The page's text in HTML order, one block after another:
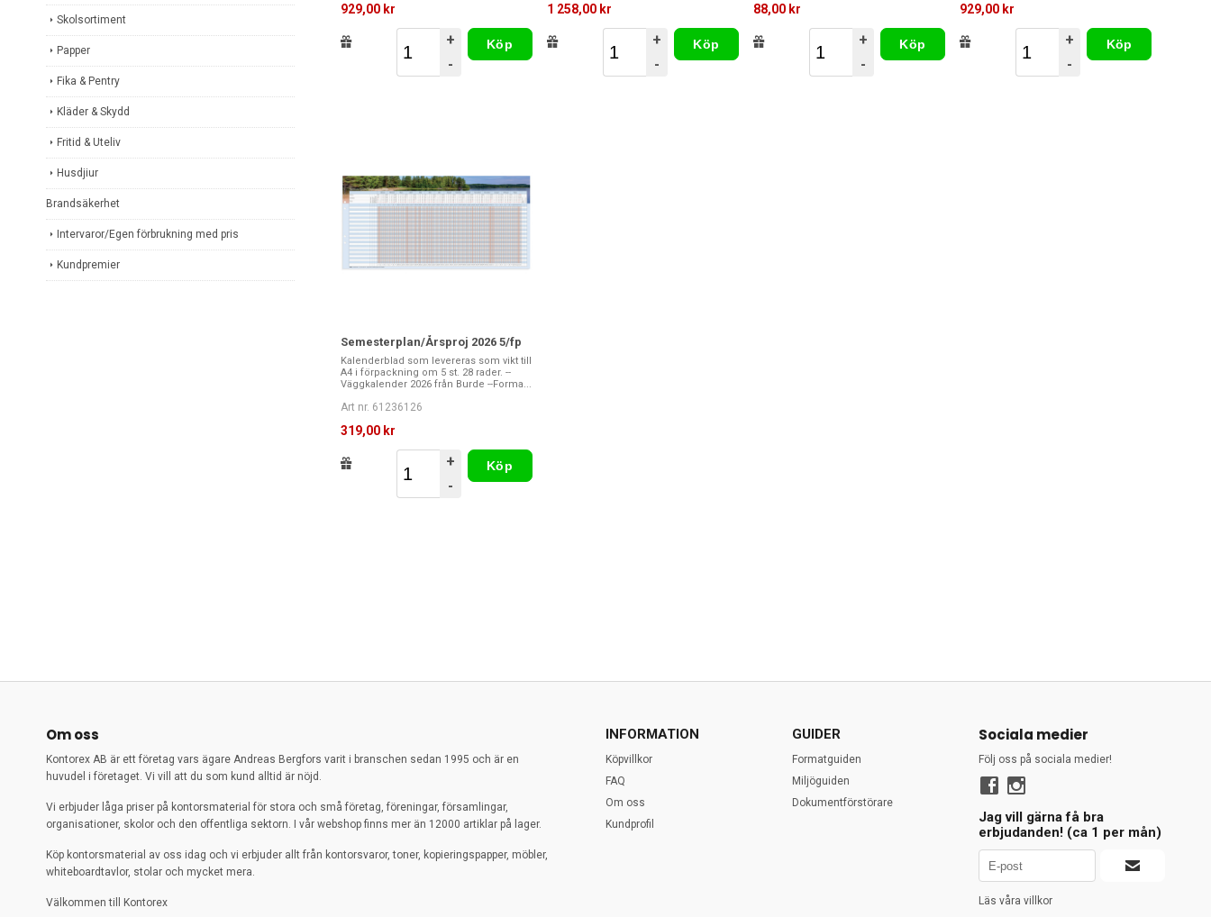
Skolsortiment
Papper
Fika & Pentry
Kläder & Skydd
Fritid & Uteliv
Husdjiur
Brandsäkerhet
Intervaror/Egen förbrukning med pris
Kundpremier
929,00 kr
+
-
Köp
1 258,00 kr
+
-
Köp
88,00 kr
+
-
Köp
929,00 kr
+
-
Köp
Semesterplan/Årsproj 2026 5/fp
Kalenderblad som levereras som vikt till
A4 i förpackning om 5 st. 28 rader. --
Väggkalender 2026 från Burde --Forma...
Art nr. 61236126
319,00 kr
+
-
Köp
Om oss
Kontorex AB är ett företag vars ägare Andreas Bergfors varit i branschen sedan 1995 och är en
huvudel i företaget. Vi vill att du som kund alltid är nöjd.
Vi erbjuder låga priser på kontorsmaterial för stora och små företag, föreningar, församlingar,
organisationer, skolor och den offentliga sektorn. I vår webshop finns mer än 12000 artiklar på lager.
Köp kontorsmaterial av oss idag och vi erbjuder allt från kontorsvaror, toner, kopieringspapper, möbler,
whiteboardtavlor, stolar och mycket mera.
Välkommen till Kontorex
INFORMATION
Köpvillkor
FAQ
Om oss
Kundprofil
GUIDER
Formatguiden
Miljöguiden
Dokumentförstörare
Sociala medier
Följ oss på sociala medier!
Jag vill gärna få bra
erbjudanden! (ca 1 per mån)
Läs våra villkor